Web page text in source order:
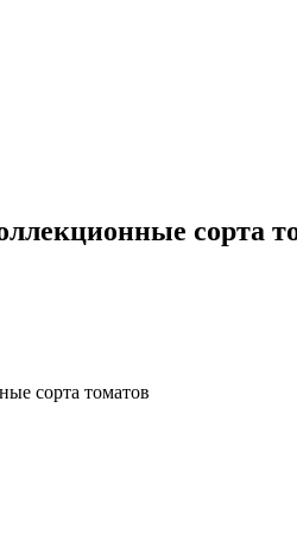
сорта
сорта томатов